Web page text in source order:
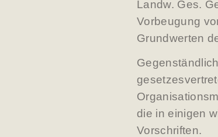
Landw. Ges.
Vorbeugung
Grundwerten
die in einigen
Vorschriften.